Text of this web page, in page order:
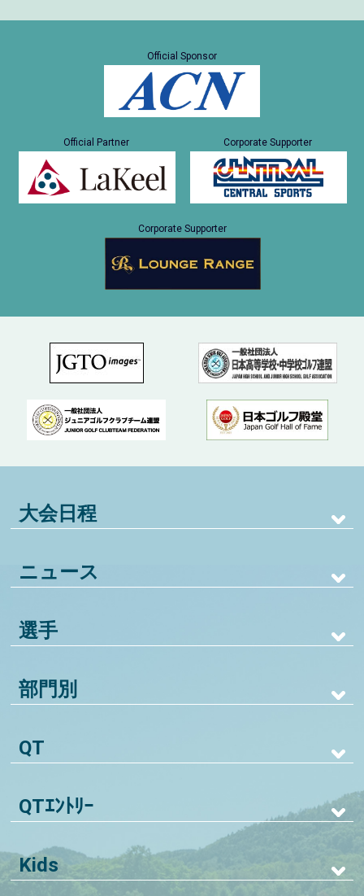
Official Sponsor
Official Partner Corporate Supporter
Corporate Supporter
大会日程
ニュース
選手
部門別
QT
QTｴﾝﾄﾘｰ
Kids